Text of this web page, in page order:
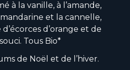
à la vanille, à l’amande,
mandarine et la cannelle,
d’orange et de
Tous Bio*
de Noël et de l’hiver.